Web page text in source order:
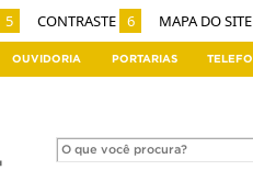
5 CONTRASTE 6 MAPA DO SITE
OUVIDORIA PORTARIAS